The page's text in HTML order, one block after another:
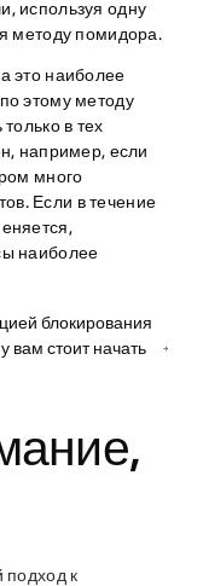
используя одну
методу помидора.
это наиболее
этому методу
в тех
например, если
много
Если в течение
наиболее
блокирования
вам стоит начать
подход к